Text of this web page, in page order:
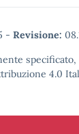
- Revisione:
4.0